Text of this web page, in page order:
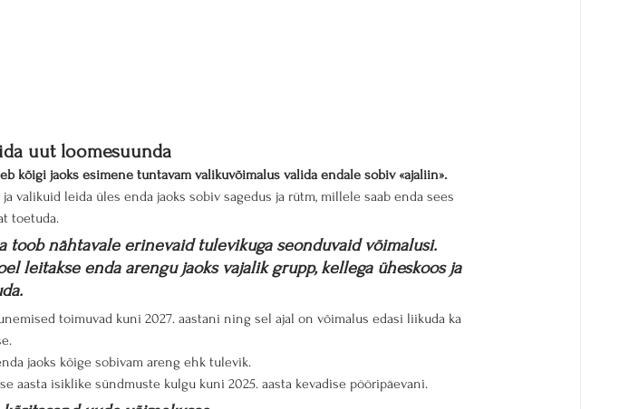
uut loomesuunda
kõigi jaoks esimene tuntavam valikuvõimalus valida endale sobiv «ajaliin».
valikuid leida üles enda jaoks sobiv sagedus ja rütm, millele saab enda sees
toetuda.
toob nähtavale erinevaid tulevikuga seonduvaid võimalusi.
leitakse enda arengu jaoks vajalik grupp, kellega üheskoos ja
toimuvad kuni 2027. aastani ning sel ajal on võimalus edasi liikuda ka
jaoks kõige sobivam areng ehk tulevik.
aasta isiklike sündmuste kulgu kuni 2025. aasta kevadise pööripäevani.